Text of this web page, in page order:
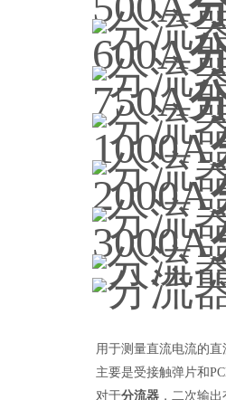
600A
750A
1000A
2000A
3000A
用于测量直流电流的
主要是受接触弹片和
对于分流器 ，二次输